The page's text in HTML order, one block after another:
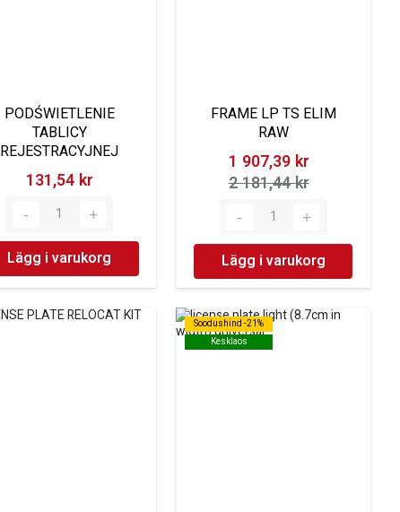
PODŚWIETLENIE
TABLICY
REJESTRACYJNEJ
131,54 kr‎
Lägg i varukorg
FRAME LP TS ELIM
RAW
1 907,39 kr‎
2 181,44 kr‎
Lägg i varukorg
Soodushind -21%
Kesklaos
Soodushind -21%
Kesklaos